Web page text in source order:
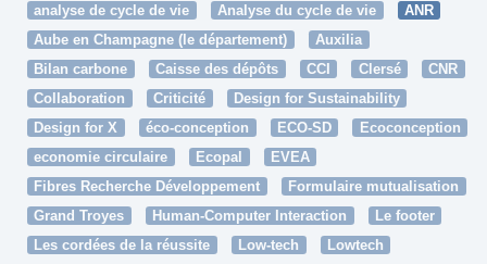
analyse de cycle de vie
Analyse du cycle de vie
ANR
Aube en Champagne (le département)
Auxilia
Bilan carbone
Caisse des dépôts CCI Clersé
CNR
Collaboration
Criticité
Design for Sustainability
Design for X
éco-conception ECO-SD
Ecoconception
economie circulaire
Ecopal
EVEA
Fibres Recherche Développement
Formulaire mutualisation
Grand Troyes
Human-Computer Interaction
Le footer
Les cordées de la réussite
Low-tech
Lowtech